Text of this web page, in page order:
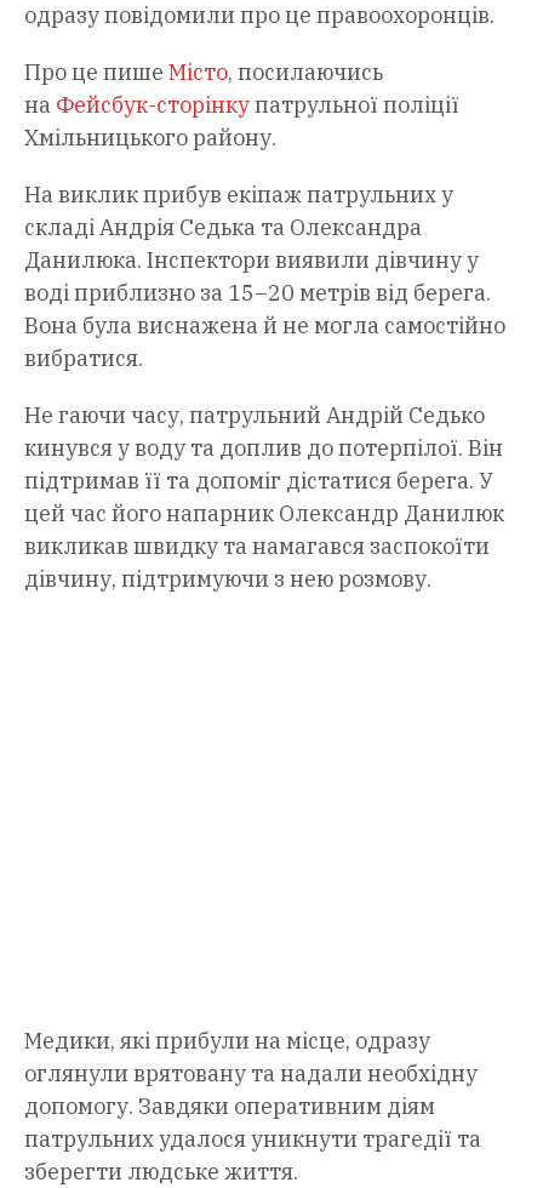
одразу повідомили про це правоохоронців.
Про це пише Місто, посилаючись
на Фейсбук-сторінкупатрульної поліції
Хмільницького району.
На виклик прибув екіпаж патрульних у
складі Андрія Седька та Олександра
Данилюка. Інспектори виявили дівчину у
воді приблизно за 15–20 метрів від берега.
Вона була виснажена й не могла самостійно
вибратися.
Не гаючи часу, патрульний Андрій Седько
кинувся у воду та доплив до потерпілої. Він
підтримав її та допоміг дістатися берега. У
цей час його напарник Олександр Данилюк
викликав швидку та намагався заспокоїти
дівчину, підтримуючи з нею розмову.
Медики, які прибули на місце, одразу
оглянули врятовану та надали необхідну
допомогу. Завдяки оперативним діям
патрульних удалося уникнути трагедії та
зберегти людське життя.